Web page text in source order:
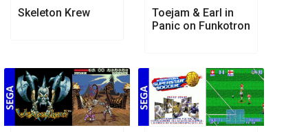
Skeleton Krew
Toejam & Earl in
Panic on Funkotron